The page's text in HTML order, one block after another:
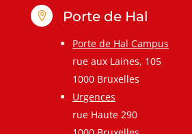
 Porte de Hal
Porte de Hal Campus
rue aux Laines, 105
1000 Bruxelles
Urgences
rue Haute 290